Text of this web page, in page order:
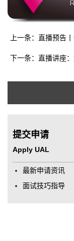
上一条：直播预告
下一条：直播讲座
提交申请
Apply UAL
最新申请资讯
面试技巧指导